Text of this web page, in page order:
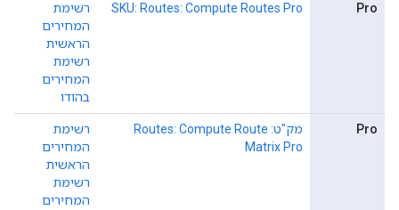
Pro
SKU: Routes: Compute Routes Pro
רשימת
המחירים
הראשית
רשימת
המחירים
בהודו
Pro
מק"ט: Routes: Compute Route
Matrix Pro
רשימת
המחירים
הראשית
רשימת
המחירים